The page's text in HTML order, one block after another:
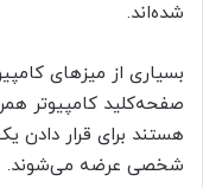
شده‌اند.
بسیاری از میزهای
صفحه‌کلید کامپیوتر
هستند برای قرار دادن
شخصی عرضه می‌شوند.